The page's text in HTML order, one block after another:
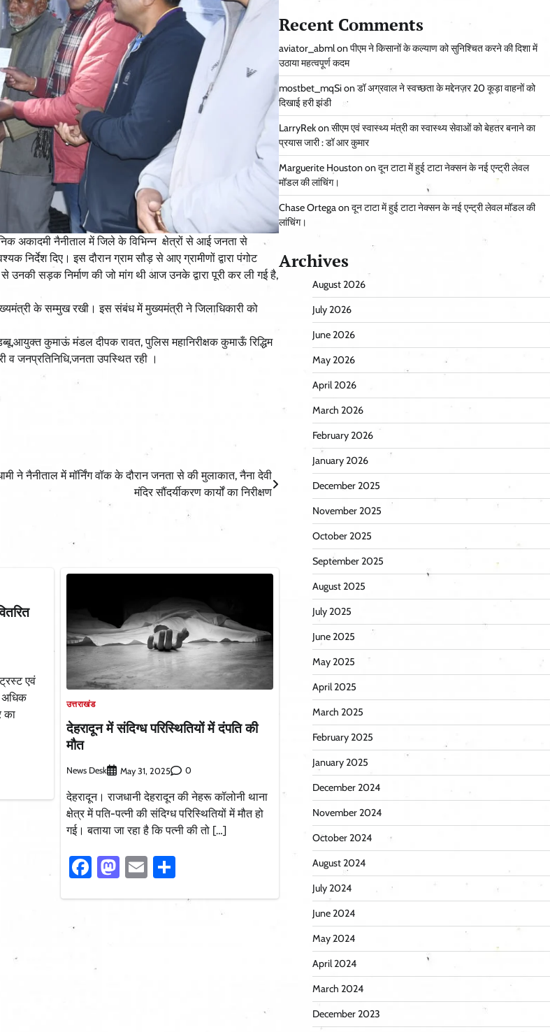
अकादमी नैनीताल में जिले के विभिन्न क्षेत्रों से आई जनता से
दिए। इस दौरान ग्राम सौड़ से आए ग्रामीणों द्वारा पंगोट
सड़क निर्माण की जो मांग थी आज उनके द्वारा पूरी कर ली गई है,
के सम्मुख रखी। इस संबंध में मुख्यमंत्री ने जिलाधिकारी को
कुमाऊं मंडल दीपक रावत, पुलिस महानिरीक्षक कुमाऊँ रिद्धिम
व जनप्रतिनिधि,जनता उपस्थित रही ।
ने नैनीताल में मॉर्निंग वॉक के दौरान जनता से की मुलाकात, नैना देवी
मंदिर सौंदर्यीकरण कार्यों का निरीक्षण
एवं
अधिक
का
उत्तराखंड
देहरादून में संदिग्ध परिस्थितियों में दंपति की
मौत
News Desk May 31, 2025 0
देहरादून। राजधानी देहरादून की नेहरू कॉलोनी थाना
क्षेत्र में पति-पत्नी की संदिग्ध परिस्थितियों में मौत हो
गई। बताया जा रहा है कि पत्नी की तो […]
Facebook
Mastodon
EmailShare
Recent Comments
aviator_abmlonपीएम ने किसानों के कल्याण को सुनिश्चित करने की दिशा में
उठाया महत्वपूर्ण कदम
mostbet_mqSionडॉ अग्रवाल ने स्वच्छता के मद्देनज़र 20 कूड़ा वाहनों को
दिखाई हरी झंडी
LarryRekonसीएम एवं स्वास्थ्य मंत्री का स्वास्थ्य सेवाओं को बेहतर बनाने का
प्रयास जारी : डॉ आर कुमार
Marguerite Houstononदून टाटा में हुई टाटा नेक्सन के नई एन्ट्री लेवल
मॉडल की लांचिंग।
Chase Ortegaonदून टाटा में हुई टाटा नेक्सन के नई एन्ट्री लेवल मॉडल की
लांचिंग।
Archives
August 2026
July 2026
June 2026
May 2026
April 2026
March 2026
February 2026
January 2026
December 2025
November 2025
October 2025
September 2025
August 2025
July 2025
June 2025
May 2025
April 2025
March 2025
February 2025
January 2025
December 2024
November 2024
October 2024
August 2024
July 2024
June 2024
May 2024
April 2024
March 2024
December 2023